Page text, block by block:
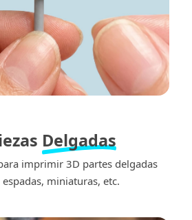
Delgadas
imprimir 3D partes delgadas
miniaturas, etc.